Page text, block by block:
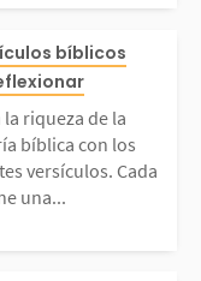
el
pa
la Biblia
nuestro
i
la
Cada
bíblicos
la riqueza de la
bíblica con los
versículos. Cada
una...